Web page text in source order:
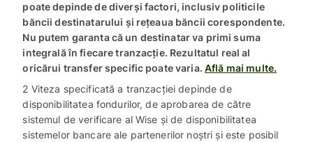
poate depinde de diverși factori, inclusiv politicile
băncii destinatarului și rețeaua băncii corespondente.
Nu putem garanta că un destinatar va primi suma
integrală în fiecare tranzacție. Rezultatul real al
oricărui transfer specific poate varia. Află mai multe.
2 Viteza specificată a tranzacției depinde de
disponibilitatea fondurilor, de aprobarea de către
sistemul de verificare al Wise și de disponibilitatea
sistemelor bancare ale partenerilor noștri și este posibil